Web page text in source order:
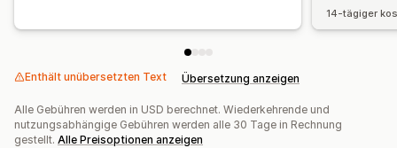
14-tägiger
Enthält unübersetzten Text Übersetzung anzeigen
Alle Gebühren werden in USD berechnet. Wiederkehrende und
nutzungsabhängige Gebühren werden alle 30 Tage in Rechnung
gestellt. Alle Preisoptionen anzeigen